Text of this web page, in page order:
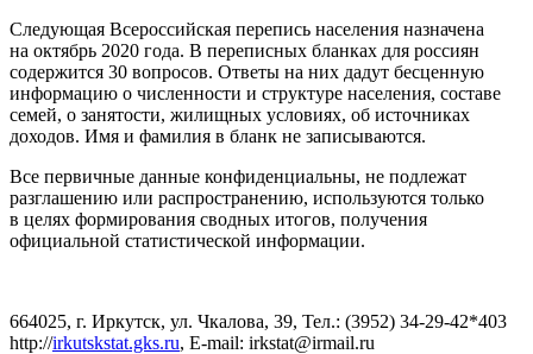
Следующая Всероссийская перепись населения назначена
на октябрь 2020 года. В переписных бланках для россиян
содержится 30 вопросов. Ответы на них дадут бесценную
информацию о численности и структуре населения, составе
семей, о занятости, жилищных условиях, об источниках
доходов. Имя и фамилия в бланк не записываются.
Все первичные данные конфиденциальны, не подлежат
разглашению или распространению, используются только
в целях формирования сводных итогов, получения
официальной статистической информации.
664025, г. Иркутск, ул. Чкалова, 39, Тел.: (3952) 34-29-42*403
http://irkutskstat.gks.ru, E-mail: irkstat@irmail.ru